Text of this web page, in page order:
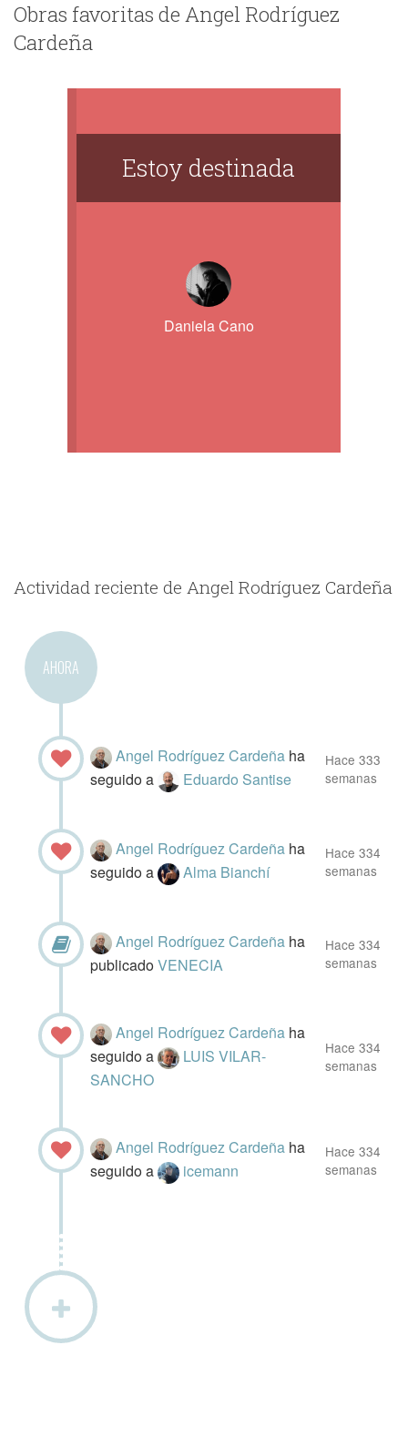
Obras favoritas de Angel Rodríguez
Cardeña
Estoy destinada
Daniela Cano
Actividad reciente de Angel Rodríguez Cardeña
AHORA
Angel Rodríguez Cardeña ha
seguido a
Eduardo Santise
Hace 333
semanas
Angel Rodríguez Cardeña ha
seguido a
Alma Bianchí
Hace 334
semanas
Angel Rodríguez Cardeña ha
publicadoVENECIA
Hace 334
semanas
Angel Rodríguez Cardeña ha
seguido a
LUIS VILAR-
SANCHO
Hace 334
semanas
Angel Rodríguez Cardeña ha
seguido a
icemann
Hace 334
semanas